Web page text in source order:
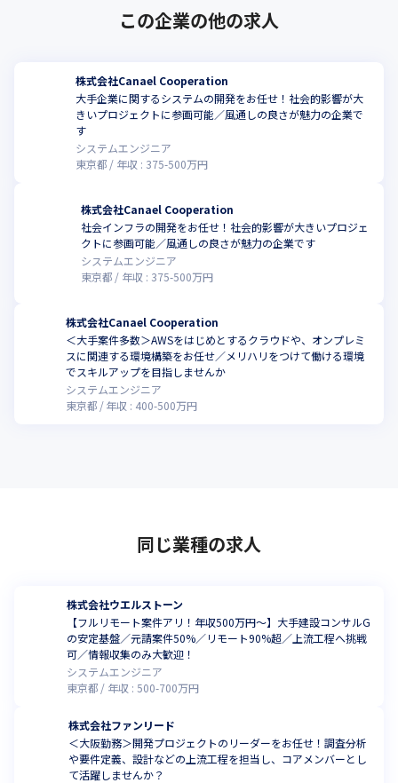
この企業の他の求人
株式会社Canael Cooperation
大手企業に関するシステムの開発をお任せ！社会的影響が大
きいプロジェクトに参画可能／風通しの良さが魅力の企業で
す
システムエンジニア
東京都
年収 : 375-500万円
株式会社Canael Cooperation
社会インフラの開発をお任せ！社会的影響が大きいプロジェ
クトに参画可能／風通しの良さが魅力の企業です
システムエンジニア
東京都
年収 : 375-500万円
株式会社Canael Cooperation
＜大手案件多数＞AWSをはじめとするクラウドや、オンプレミ
スに関連する環境構築をお任せ／メリハリをつけて働ける環境
でスキルアップを目指しませんか
システムエンジニア
東京都
年収 : 400-500万円
同じ業種の求人
株式会社ウエルストーン
【フルリモート案件アリ！年収500万円～】大手建設コンサルG
の安定基盤／元請案件50%／リモート90%超／上流工程へ挑戦
可／情報収集のみ大歓迎！
システムエンジニア
東京都
年収 : 500-700万円
株式会社ファンリード
＜大阪勤務＞開発プロジェクトのリーダーをお任せ！調査分析
や要件定義、設計などの上流工程を担当し、コアメンバーとし
て活躍しませんか？